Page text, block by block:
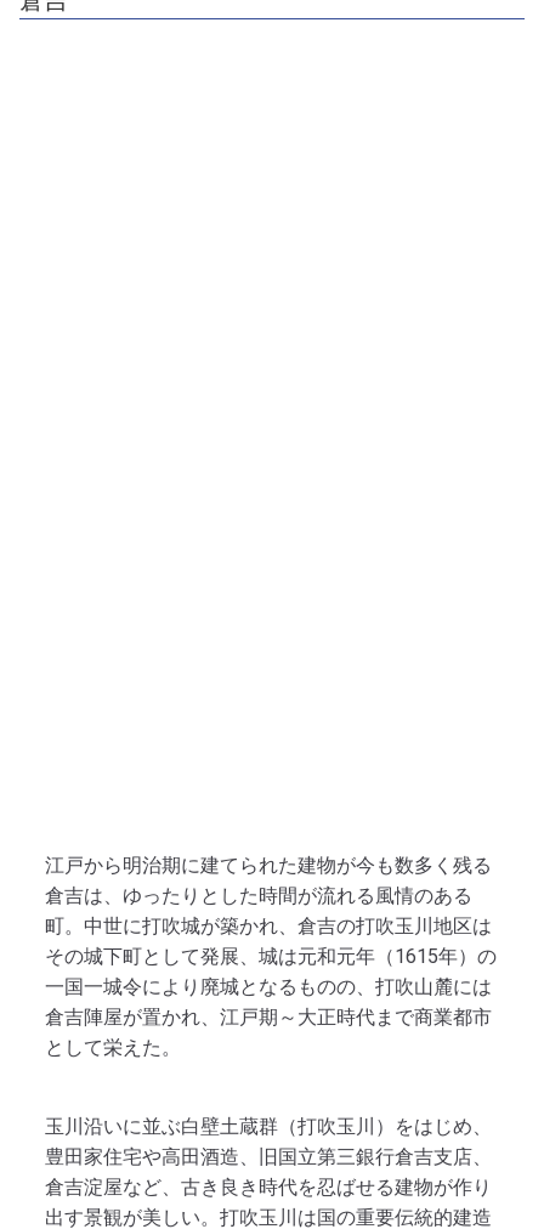
江戸から明治期に建てられた建物が今も数多く残る
倉吉は、ゆったりとした時間が流れる風情のある
町。中世に打吹城が築かれ、倉吉の打吹玉川地区は
その城下町として発展、城は元和元年（1615年）の
一国一城令により廃城となるものの、打吹山麓には
倉吉陣屋が置かれ、江戸期～大正時代まで商業都市
として栄えた。
玉川沿いに並ぶ白壁土蔵群（打吹玉川）をはじめ、
豊田家住宅や高田酒造、旧国立第三銀行倉吉支店、
倉吉淀屋など、古き良き時代を忍ばせる建物が作り
出す景観が美しい。打吹玉川は国の重要伝統的建造